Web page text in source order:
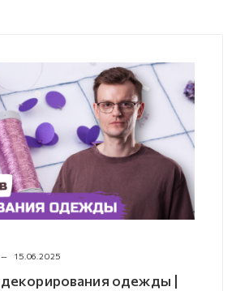
— 15.06.2025
декорирования одежды |